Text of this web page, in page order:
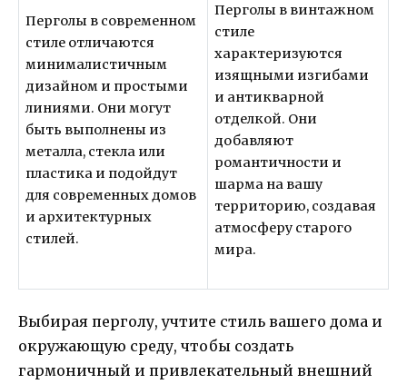
Перголы в современном
стиле отличаются
минималистичным
дизайном и простыми
линиями. Они могут
быть выполнены из
металла, стекла или
пластика и подойдут
для современных домов
и архитектурных
стилей.
Перголы в винтажном
стиле
характеризуются
изящными изгибами
и антикварной
отделкой. Они
добавляют
романтичности и
шарма на вашу
территорию, создавая
атмосферу старого
мира.
Выбирая перголу, учтите стиль вашего дома и
окружающую среду, чтобы создать
гармоничный и привлекательный внешний